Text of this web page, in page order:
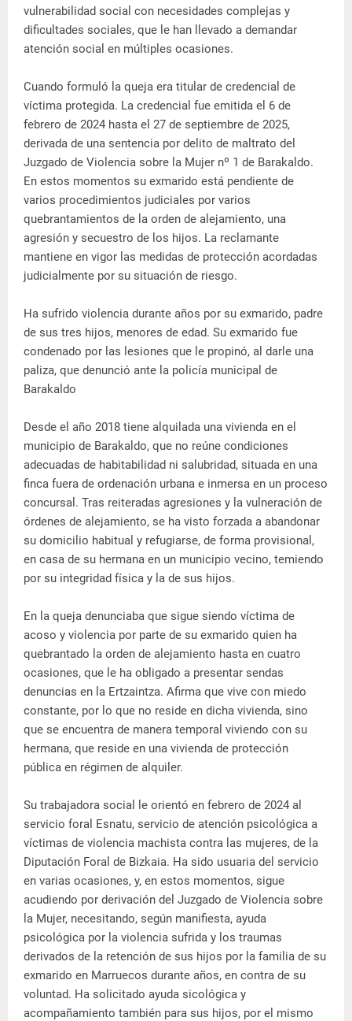
vulnerabilidad social con necesidades complejas y
dificultades sociales, que le han llevado a demandar
atención social en múltiples ocasiones.
Cuando formuló la queja era titular de credencial de
víctima protegida. La credencial fue emitida el 6 de
febrero de 2024 hasta el 27 de septiembre de 2025,
derivada de una sentencia por delito de maltrato del
Juzgado de Violencia sobre la Mujer nº 1 de Barakaldo.
En estos momentos su exmarido está pendiente de
varios procedimientos judiciales por varios
quebrantamientos de la orden de alejamiento, una
agresión y secuestro de los hijos. La reclamante
mantiene en vigor las medidas de protección acordadas
judicialmente por su situación de riesgo.
Ha sufrido violencia durante años por su exmarido, padre
de sus tres hijos, menores de edad. Su exmarido fue
condenado por las lesiones que le propinó, al darle una
paliza, que denunció ante la policía municipal de
Barakaldo
Desde el año 2018 tiene alquilada una vivienda en el
municipio de Barakaldo, que no reúne condiciones
adecuadas de habitabilidad ni salubridad, situada en una
finca fuera de ordenación urbana e inmersa en un proceso
concursal. Tras reiteradas agresiones y la vulneración de
órdenes de alejamiento, se ha visto forzada a abandonar
su domicilio habitual y refugiarse, de forma provisional,
en casa de su hermana en un municipio vecino, temiendo
por su integridad física y la de sus hijos.
En la queja denunciaba que sigue siendo víctima de
acoso y violencia por parte de su exmarido quien ha
quebrantado la orden de alejamiento hasta en cuatro
ocasiones, que le ha obligado a presentar sendas
denuncias en la Ertzaintza. Afirma que vive con miedo
constante, por lo que no reside en dicha vivienda, sino
que se encuentra de manera temporal viviendo con su
hermana, que reside en una vivienda de protección
pública en régimen de alquiler.
Su trabajadora social le orientó en febrero de 2024 al
servicio foral Esnatu, servicio de atención psicológica a
víctimas de violencia machista contra las mujeres, de la
Diputación Foral de Bizkaia. Ha sido usuaria del servicio
en varias ocasiones, y, en estos momentos, sigue
acudiendo por derivación del Juzgado de Violencia sobre
la Mujer, necesitando, según manifiesta, ayuda
psicológica por la violencia sufrida y los traumas
derivados de la retención de sus hijos por la familia de su
exmarido en Marruecos durante años, en contra de su
voluntad. Ha solicitado ayuda sicológica y
acompañamiento también para sus hijos, por el mismo